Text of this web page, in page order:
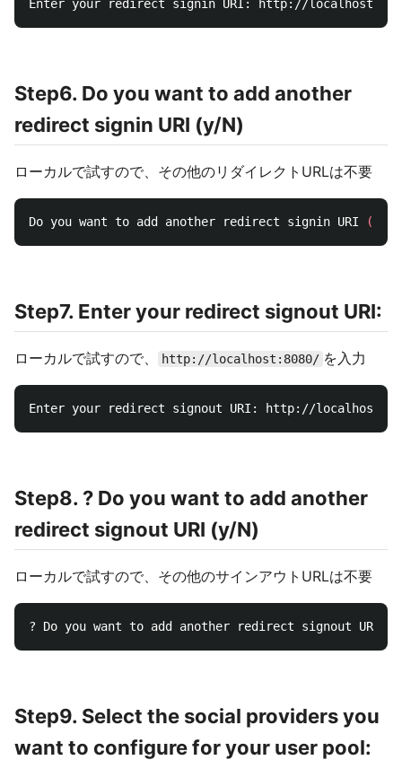
Step6. Do you want to add another
redirect signin URI (y/N)
ローカルで試すので、その他のリダイレクトURLは不要
Do you want to add another redirect signin URI (
Step7. Enter your redirect signout URI:
ローカルで試すので、 http://localhost:8080/ を入力
Step8. ? Do you want to add another
redirect signout URI (y/N)
ローカルで試すので、その他のサインアウトURLは不要
Step9. Select the social providers you
want to configure for your user pool: